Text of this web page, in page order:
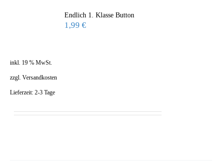
Endlich 1. Klasse Button
1,99€
inkl. 19 % MwSt.
zzgl. Versandkosten
Lieferzeit: 2-3 Tage